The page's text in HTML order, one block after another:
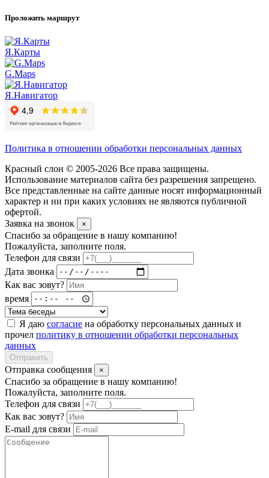
Проложить маршрут
Я.Карты
G.Maps
Я.Навигатор
Политика в отношении обработки персональных данных
Красный слон © 2005-2026 Все права защищены.
Использование материалов сайта без разрешения запрещено.
Все представленные на сайте данные носят информационный
характер и ни при каких условиях не являются публичной
офертой.
Заявка на звонок
×
Спасибо за обращение в нашу компанию!
Пожалуйста, заполните поля.
Телефон для связи
Дата звонка
Как вас зовут?
время
Я даю согласие на обработку персональных данных и
прочел политику в отношении обработки персональных
данных
Отправить
Отправка сообщения ×
Спасибо за обращение в нашу компанию!
Пожалуйста, заполните поля.
Телефон для связи
Как вас зовут?
E-mail для связи